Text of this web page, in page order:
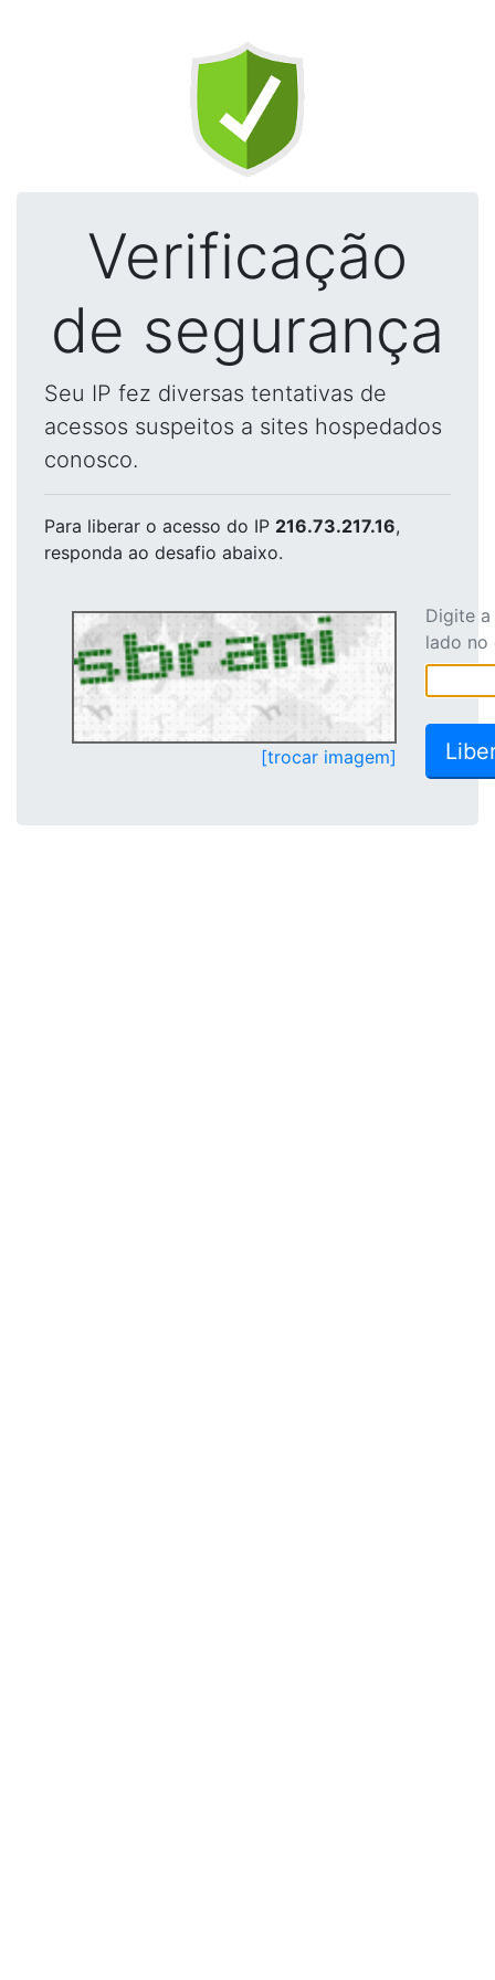
Verificação
de segurança
Seu IP fez diversas tentativas de
acessos suspeitos a sites hospedados
conosco.
Para liberar o acesso do IP 216.73.217.16,
responda ao desafio abaixo.
[trocar imagem]
Digite
lado no